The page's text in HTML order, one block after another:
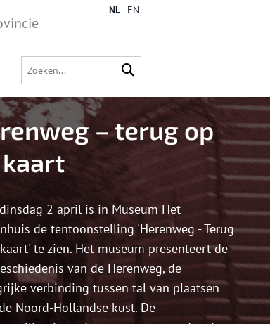
NL EN
– terug op
2 april is in Museum Het
de tentoonstelling 'Herenweg - Terug
te zien. Het museum presenteert de
van de Herenweg, de
verbinding tussen tal van plaatsen
Noord-Hollandse kust. De